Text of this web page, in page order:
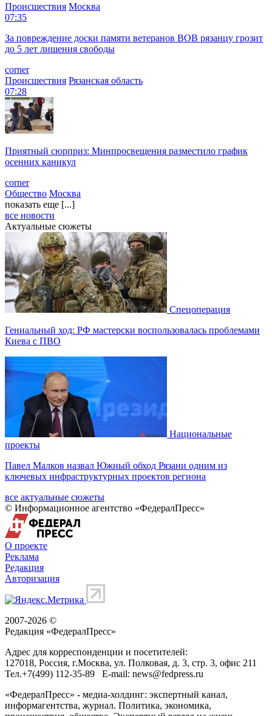
Происшествия Москва
07:35
За повреждение доски памяти ветеранов ВОВ рязанцу грозит
до 5 лет лишения свободы
corner
Происшествия Рязанская область
07:28
Приятный сюрприз: Минпросвещения разместило график
осенних каникул
corner
Общество Москва
показать еще [...]
все новости
Актуальные сюжеты
Спецоперация
Гениальный ход: РФ мастерски воспользовалась проблемами
Киева с ПВО
Национальные
проекты
Павел Малков назвал Южный обход Рязани одним из
ключевых инфраструктурных проектов региона
все актуальные сюжеты
© Информационное агентство «ФедералПресс»
О проекте
Реклама
Редакция
Авторизация
2007-2026 ©
Редакция «ФедералПресс»
Адрес для корреспонденции и посетителей:
127018, Россия, г.Москва, ул. Полковая, д. 3, стр. 3, офис 211
Тел.+7(499) 112-35-89 E-mail: news@fedpress.ru
«ФедералПресс» - медиа-холдинг: экспертный канал,
информагентства, журнал. Политика, экономика,